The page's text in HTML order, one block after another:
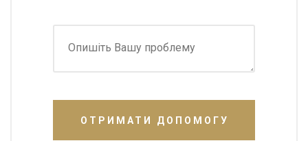
ОТРИМАТИ ДОПОМОГУ